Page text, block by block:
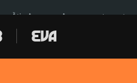
Àtic Ayuso Aparcament agost